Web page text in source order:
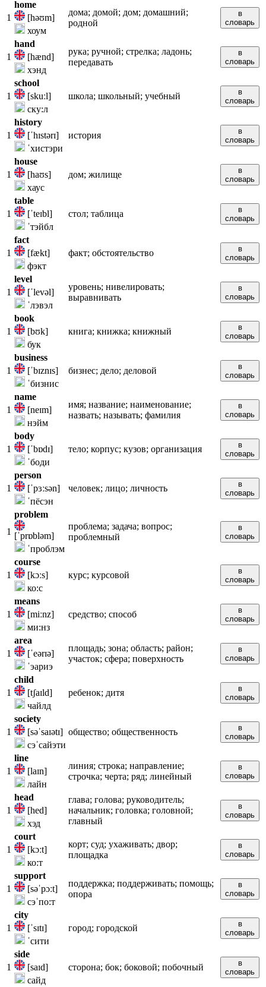
1
home
[həʊm]
хоум
дома; домой; дом; домашний;
родной
в
словарь
1
hand
[hænd]
хэнд
рука; ручной; стрелка; ладонь;
передавать
в
словарь
1
school
[skuːl]
ску:л
школа; школьный; учебный
в
словарь
1
history
[ˈhɪstərɪ]
ˈхистэри
история
в
словарь
1
house
[haʊs]
хаус
дом; жилище
в
словарь
1
table
[ˈteɪbl]
ˈтэйбл
стол; таблица
в
словарь
1
fact
[fækt]
фэкт
факт; обстоятельство
в
словарь
1
level
[ˈlevəl]
ˈлэвэл
уровень; нивелировать;
выравнивать
в
словарь
1
book
[bʊk]
бук
книга; книжка; книжный
в
словарь
1
business
[ˈbɪznɪs]
ˈбизнис
бизнес; дело; деловой
в
словарь
1
name
[neɪm]
нэйм
имя; название; наименование;
назвать; называть; фамилия
в
словарь
1
body
[ˈbɒdɪ]
ˈбоди
тело; корпус; кузов; организация
в
словарь
1
person
[ˈpɜːsən]
ˈпёсэн
человек; лицо; личность
в
словарь
1
problem
[ˈprɒbləm]
ˈпроблэм
проблема; задача; вопрос;
проблемный
в
словарь
1
course
[kɔːs]
ко:с
курс; курсовой
в
словарь
1
means
[miːnz]
ми:нз
средство; способ
в
словарь
1
area
[ˈeərɪə]
ˈэариэ
площадь; зона; область; район;
участок; сфера; поверхность
в
словарь
1
child
[tʃaɪld]
чайлд
ребенок; дитя
в
словарь
1
society
[səˈsaɪətɪ]
сэˈсайэти
общество; общественность
в
словарь
1
line
[laɪn]
лайн
линия; строка; направление;
строчка; черта; ряд; линейный
в
словарь
1
head
[hed]
хэд
глава; голова; руководитель;
начальник; головка; головной;
главный
в
словарь
1
court
[kɔːt]
ко:т
корт; суд; ухаживать; двор;
площадка
в
словарь
1
support
[səˈpɔːt]
сэˈпо:т
поддержка; поддерживать; помощь;
опора
в
словарь
1
city
[ˈsɪtɪ]
ˈсити
город; городской
в
словарь
1
side
[saɪd]
сайд
сторона; бок; боковой; побочный
в
словарь